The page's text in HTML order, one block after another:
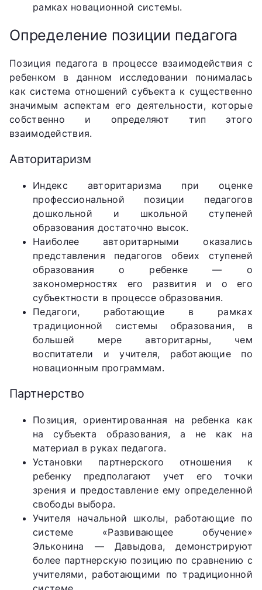
рамках новационной системы.
Определение позиции педагога
Позиция педагога в процессе взаимодействия с
ребенком в данном исследовании понималась
как система отношений субъекта к существенно
значимым аспектам его деятельности, которые
собственно и определяют тип этого
взаимодействия.
Авторитаризм
Индекс авторитаризма при оценке
профессиональной позиции педагогов
дошкольной и школьной ступеней
образования достаточно высок.
Наиболее авторитарными оказались
представления педагогов обеих ступеней
образования о ребенке — о
закономерностях его развития и о его
субъектности в процессе образования.
Педагоги, работающие в рамках
традиционной системы образования, в
большей мере авторитарны, чем
воспитатели и учителя, работающие по
новационным программам.
Партнерство
Позиция, ориентированная на ребенка как
на субъекта образования, а не как на
материал в руках педагога.
Установки партнерского отношения к
ребенку предполагают учет его точки
зрения и предоставление ему определенной
свободы выбора.
Учителя начальной школы, работающие по
системе «Развивающее обучение»
Эльконина — Давыдова, демонстрируют
более партнерскую позицию по сравнению с
учителями, работающими по традиционной